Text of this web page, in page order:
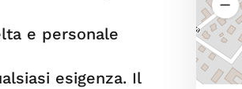
e personale
esigenza. Il